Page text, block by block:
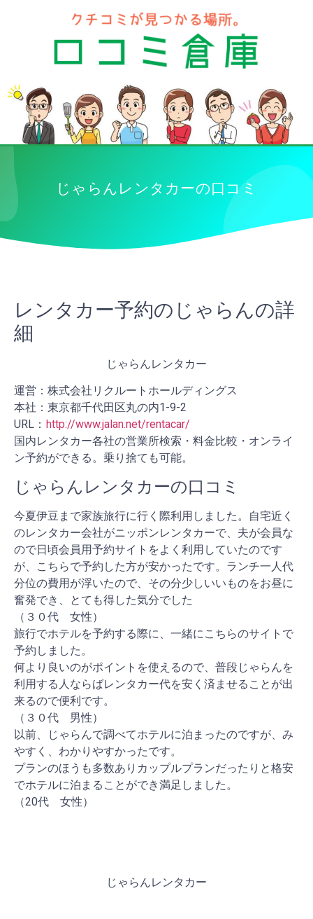
じゃらんレンタカーの口コミ
レンタカー予約のじゃらんの詳
細
じゃらんレンタカー
運営：株式会社リクルートホールディングス
本社：東京都千代田区丸の内1-9-2
URL： http://www.jalan.net/rentacar/
国内レンタカー各社の営業所検索・料金比較・オンライ
ン予約ができる。乗り捨ても可能。
じゃらんレンタカーの口コミ
今夏伊豆まで家族旅行に行く際利用しました。自宅近く
のレンタカー会社がニッポンレンタカーで、夫が会員な
ので日頃会員用予約サイトをよく利用していたのです
が、こちらで予約した方が安かったです。ランチ一人代
分位の費用が浮いたので、その分少しいいものをお昼に
奮発でき、とても得した気分でした
（３０代 女性）
旅行でホテルを予約する際に、一緒にこちらのサイトで
予約しました。
何より良いのがポイントを使えるので、普段じゃらんを
利用する人ならばレンタカー代を安く済ませることが出
来るので便利です。
（３０代 男性）
以前、じゃらんで調べてホテルに泊まったのですが、み
やすく、わかりやすかったです。
プランのほうも多数ありカップルプランだったりと格安
でホテルに泊まることができ満足しました。
（20代 女性）
じゃらんレンタカー